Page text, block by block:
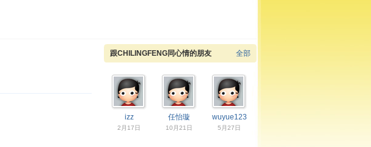
全部
跟CHILINGFENG同心情的朋友
izz
2月17日
任怡璇
10月21日
wuyue123
5月27日